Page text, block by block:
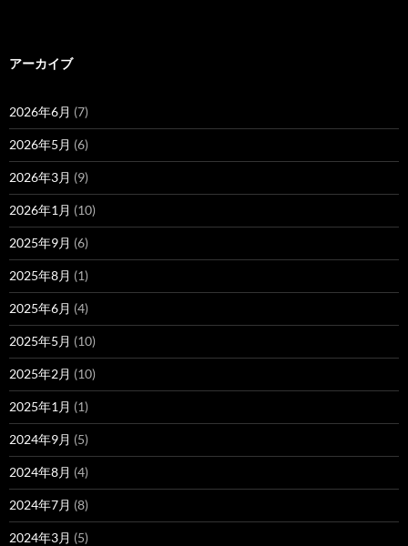
アーカイブ
2026年6月 (7)
2026年5月 (6)
2026年3月 (9)
2026年1月 (10)
2025年9月 (6)
2025年8月 (1)
2025年6月 (4)
2025年5月 (10)
2025年2月 (10)
2025年1月 (1)
2024年9月 (5)
2024年8月 (4)
2024年7月 (8)
2024年3月 (5)